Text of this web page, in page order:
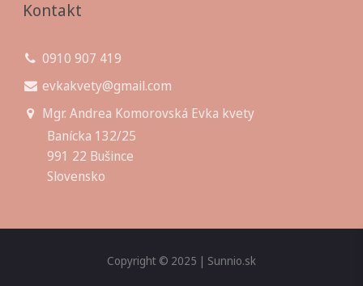
Kontakt
0910 907 419
evkakvety@gmail.com
Mgr. Andrea Komorovská Evka kvety
Banícka 132/25
991 22 Bušince
Slovensko